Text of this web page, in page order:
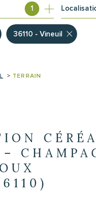
1
36110 - Vineuil
TERRAIN
–